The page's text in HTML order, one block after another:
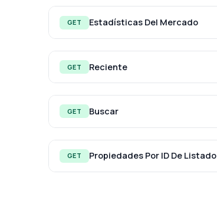
GET Estadísticas Del Mercado
GET Reciente
GET Buscar
GET Propiedades Por ID De Listado